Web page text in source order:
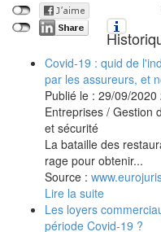
Covid-19 : quid de
par les assureurs, et
Publié le : 29/09/2020
Entreprises / Gestion
et sécurité
La bataille des
rage pour obtenir...
Source :
Lire la suite
Les loyers
période Covid-19 ?